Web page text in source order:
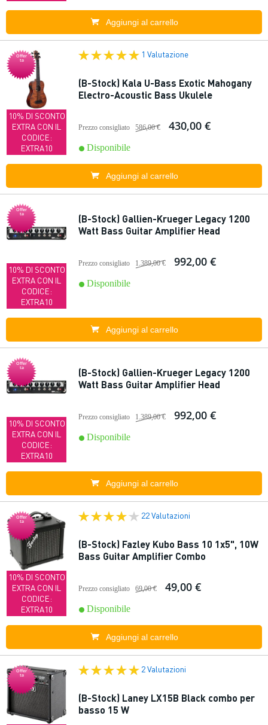
Aggiungi al carrello
Offer
ta
10% DI SCONTO
EXTRA CON IL
CODICE:
EXTRA10
1 Valutazione
(B-Stock) Kala U-Bass Exotic Mahogany
Electro-Acoustic Bass Ukulele
Prezzo consigliato 586,00 € 430,00 €
Disponibile
Aggiungi al carrello
Offer
ta
10% DI SCONTO
EXTRA CON IL
CODICE:
EXTRA10
(B-Stock) Gallien-Krueger Legacy 1200
Watt Bass Guitar Amplifier Head
Prezzo consigliato 1.389,00 € 992,00 €
Disponibile
Aggiungi al carrello
Offer
ta
10% DI SCONTO
EXTRA CON IL
CODICE:
EXTRA10
(B-Stock) Gallien-Krueger Legacy 1200
Watt Bass Guitar Amplifier Head
Prezzo consigliato 1.389,00 € 992,00 €
Disponibile
Aggiungi al carrello
Offer
ta
10% DI SCONTO
EXTRA CON IL
CODICE:
EXTRA10
22 Valutazioni
(B-Stock) Fazley Kubo Bass 10 1x5", 10W
Bass Guitar Amplifier Combo
Prezzo consigliato 69,00 € 49,00 €
Disponibile
Aggiungi al carrello
Offer
ta
2 Valutazioni
(B-Stock) Laney LX15B Black combo per
basso 15 W